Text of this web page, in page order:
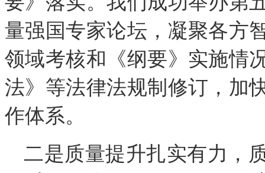
量强国专家论坛，凝聚各方
领域考核和《纲要》实施情
法》等法律法规制修订，加
作体系。
二是质量提升扎实有力，